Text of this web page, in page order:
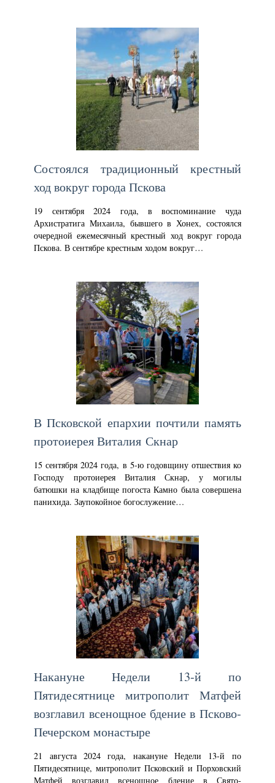
Состоялся традиционный крестный
ход вокруг города Пскова
19 сентября 2024 года, в воспоминание чуда
Архистратига Михаила, бывшего в Хонех, состоялся
очередной ежемесячный крестный ход вокруг города
Пскова. В сентябре крестным ходом вокруг…
В Псковской епархии почтили память
протоиерея Виталия Скнар
15 сентября 2024 года, в 5-ю годовщину отшествия ко
Господу протоиерея Виталия Скнар, у могилы
батюшки на кладбище погоста Камно была совершена
панихида. Заупокойное богослужение…
Накануне Недели 13-й по
Пятидесятнице митрополит Матфей
возглавил всенощное бдение в Псково-
Печерском монастыре
21 августа 2024 года, накануне Недели 13-й по
Пятидесятнице, митрополит Псковский и Порховский
Матфей возглавил всенощное бдение в Свято-